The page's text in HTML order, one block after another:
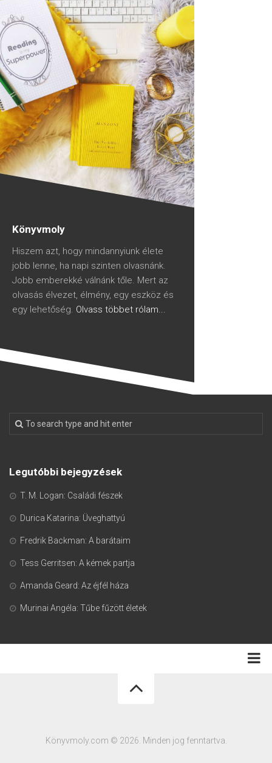
Könyvmoly
Hiszem azt, hogy mindannyiunk élete
jobb lenne, ha napi szinten olvasnánk.
Jobb emberekké válnánk tőle. Mert az
olvasás élvezet, élmény, egy eszköz és
egy lehetőség. Olvass többet rólam...
Legutóbbi bejegyzések
T. M. Logan: Családi fészek
Durica Katarina: Üveghattyú
Fredrik Backman: A barátaim
Tess Gerritsen: A kémek partja
Amanda Geard: Az éjfél háza
Murinai Angéla: Tűbe fűzött életek
Könyvmoly.com © 2026. Minden jog fenntartva.